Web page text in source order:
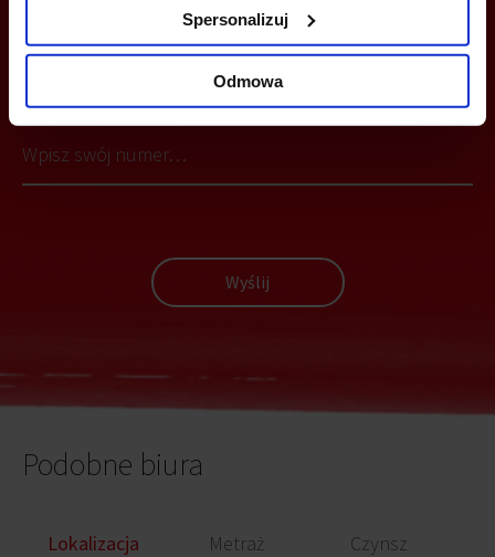
Spersonalizuj
Odmowa
MOŻESZ TEŻ ZOSTAWIĆ SWÓJ NUMER, A MY SKONTAKTUJEMY SIĘ
Wyślij
Podobne biura
Lokalizacja Metraż Czynsz